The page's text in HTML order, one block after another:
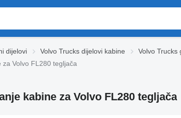
dijelovi Volvo Trucks dijelovi kabine
Volvo Trucks
Volvo FL280 tegljača
kabine za Volvo FL280 tegljača